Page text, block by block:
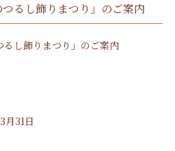
るし飾りまつり」のご案内
し飾りまつり」のご案内
31日